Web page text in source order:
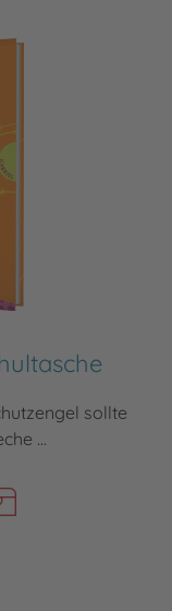
sollte
...